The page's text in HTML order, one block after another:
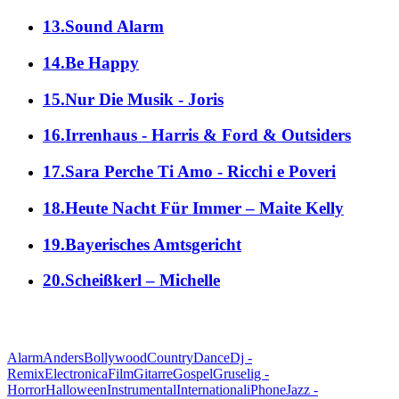
13.Sound Alarm
14.Be Happy
15.Nur Die Musik - Joris
16.Irrenhaus - Harris & Ford & Outsiders
17.Sara Perche Ti Amo - Ricchi e Poveri
18.Heute Nacht Für Immer – Maite Kelly
19.Bayerisches Amtsgericht
20.Scheißkerl – Michelle
AlarmAndersBollywoodCountryDanceDj -
RemixElectronicaFilmGitarreGospelGruselig -
HorrorHalloweenInstrumentalInternationaliPhoneJazz -